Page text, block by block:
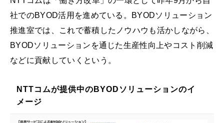
社でのBYOD活用を進めている。BYODソリューション
推進室では、これで蓄積したノウハウも活かしながら、
BYODソリューションを通じた生産性向上やコスト削減
などに貢献していくという。
NTTコムが提供中のBYODソリューションのイ
メージ